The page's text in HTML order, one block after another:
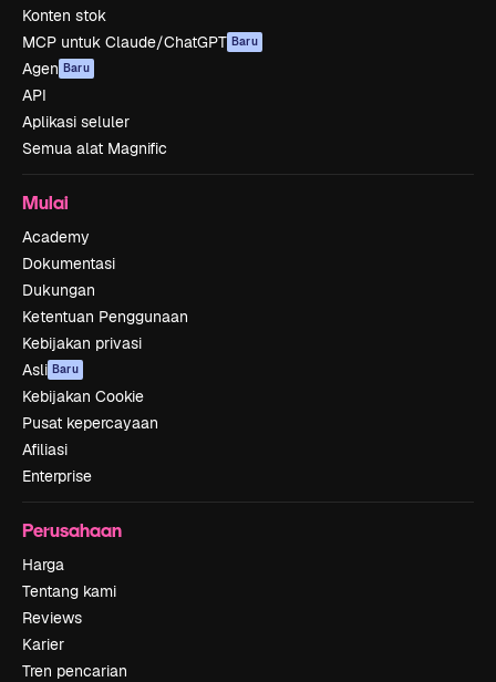
Konten stok
MCP untuk Claude/ChatGPT Baru
Agen Baru
API
Aplikasi seluler
Semua alat Magnific
Mulai
Academy
Dokumentasi
Dukungan
Ketentuan Penggunaan
Kebijakan privasi
Asli Baru
Kebijakan Cookie
Pusat kepercayaan
Afiliasi
Enterprise
Perusahaan
Harga
Tentang kami
Reviews
Karier
Tren pencarian